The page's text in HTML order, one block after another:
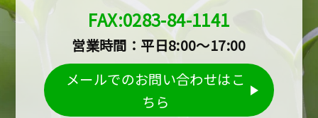
FAX:0283-84-1141
営業時間：平日8:00～17:00
メールでのお問い合わせはこ
ちら